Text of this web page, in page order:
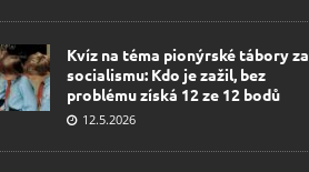
Kvíz na téma pionýrské tábory za
socialismu: Kdo je zažil, bez
problému získá 12 ze 12 bodů
12.5.2026